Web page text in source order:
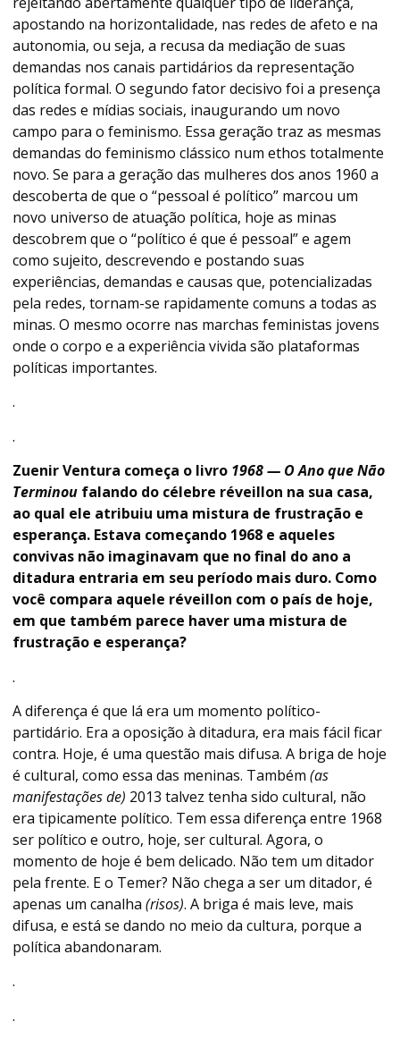
apostando na horizontalidade, nas redes de afeto e na
autonomia, ou seja, a recusa da mediação de suas
demandas nos canais partidários da representação
política formal. O segundo fator decisivo foi a presença
das redes e mídias sociais, inaugurando um novo
campo para o feminismo. Essa geração traz as mesmas
demandas do feminismo clássico num ethos totalmente
novo. Se para a geração das mulheres dos anos 1960 a
descoberta de que o “pessoal é político” marcou um
novo universo de atuação política, hoje as minas
descobrem que o “político é que é pessoal” e agem
como sujeito, descrevendo e postando suas
experiências, demandas e causas que, potencializadas
pela redes, tornam-se rapidamente comuns a todas as
minas. O mesmo ocorre nas marchas feministas jovens
onde o corpo e a experiência vivida são plataformas
políticas importantes.
.
.
Zuenir Ventura começa o livro 1968 — O Ano que Não
Terminou falando do célebre réveillon na sua casa,
ao qual ele atribuiu uma mistura de frustração e
esperança. Estava começando 1968 e aqueles
convivas não imaginavam que no final do ano a
ditadura entraria em seu período mais duro. Como
você compara aquele réveillon com o país de hoje,
em que também parece haver uma mistura de
frustração e esperança?
.
A diferença é que lá era um momento político-
partidário. Era a oposição à ditadura, era mais fácil ficar
contra. Hoje, é uma questão mais difusa. A briga de hoje
é cultural, como essa das meninas. Também(as
manifestações de) 2013 talvez tenha sido cultural, não
era tipicamente político. Tem essa diferença entre 1968
ser político e outro, hoje, ser cultural. Agora, o
momento de hoje é bem delicado. Não tem um ditador
pela frente. E o Temer? Não chega a ser um ditador, é
apenas um canalha(risos). A briga é mais leve, mais
difusa, e está se dando no meio da cultura, porque a
política abandonaram.
.
.